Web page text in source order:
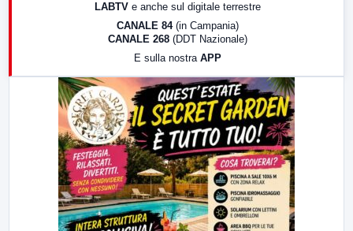
LabNews (replica)
LABTV e anche sul digitale terrestre
CANALE 84 (in Campania)
CANALE 268 (DDT Nazionale)
E sulla nostra APP